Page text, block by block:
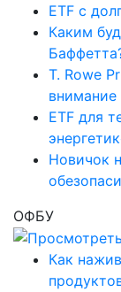
ETF с
Каким
T. Rowe
ETF для
Новичок
ОФБУ
Как